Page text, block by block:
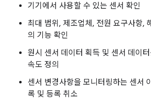
기기에서 사용할 수 있는 센서 확인
최대 범위, 제조업체, 전원 요구사항,
의 기능 확인
원시 센서 데이터 획득 및 센서 데이
속도 정의
센서 변경사항을 모니터링하는 센서
록 및 등록 취소